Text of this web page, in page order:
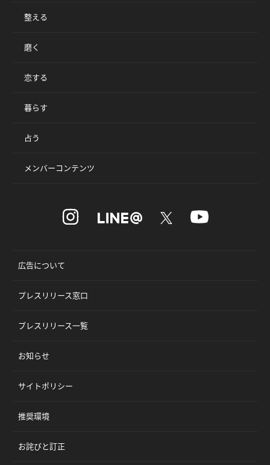
整える
磨く
恋する
暮らす
占う
メンバーコンテンツ
広告について
プレスリリース窓口
プレスリリース一覧
お知らせ
サイトポリシー
推奨環境
お詫びと訂正